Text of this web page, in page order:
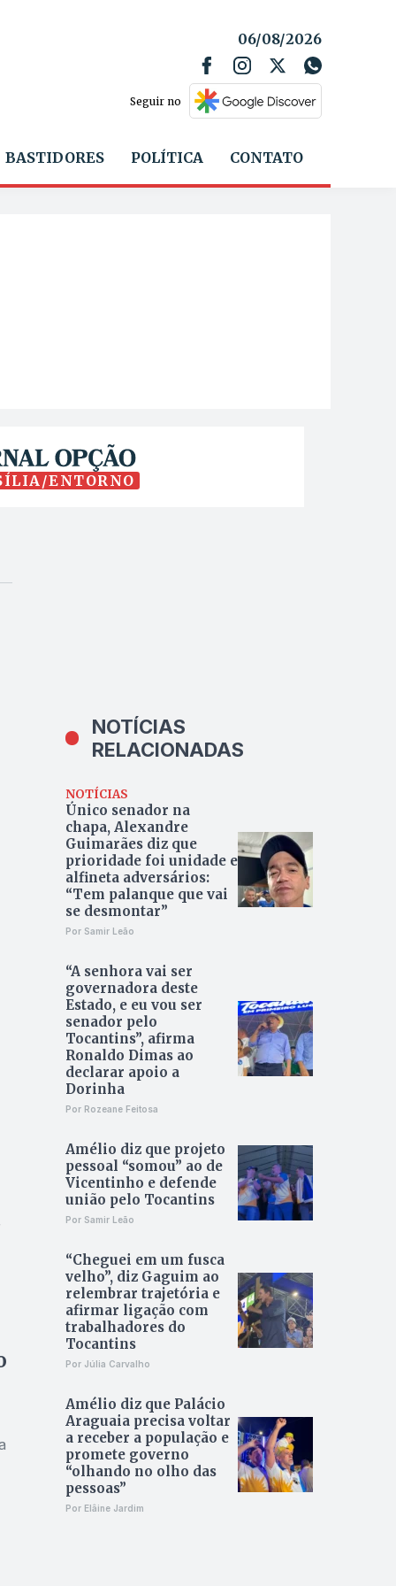
06/08/2026
Seguir no
BASTIDORES POLÍTICA CONTATO
ENTORNO
NOTÍCIAS
RELACIONADAS
NOTÍCIAS
Único senador na
chapa, Alexandre
Guimarães diz que
prioridade foi unidade e
alfineta adversários:
“Tem palanque que vai
se desmontar”
Por Samir Leão
“A senhora vai ser
governadora deste
Estado, e eu vou ser
senador pelo
Tocantins”, afirma
Ronaldo Dimas ao
declarar apoio a
Dorinha
Por Rozeane Feitosa
Amélio diz que projeto
pessoal “somou” ao de
Vicentinho e defende
união pelo Tocantins
Por Samir Leão
“Cheguei em um fusca
velho”, diz Gaguim ao
relembrar trajetória e
afirmar ligação com
trabalhadores do
Tocantins
Por Júlia Carvalho
Amélio diz que Palácio
Araguaia precisa voltar
a receber a população e
promete governo
“olhando no olho das
pessoas”
Por Elâine Jardim